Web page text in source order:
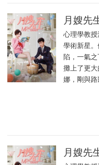
月嫂先
心理學教
學術新星
陷，一氣
攤上了更
娜，剛與
月嫂先